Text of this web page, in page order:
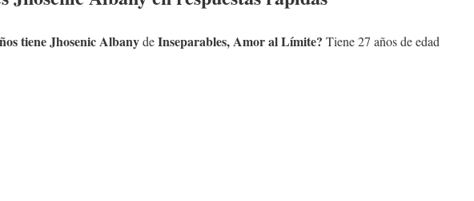
tieneJhosenic AlbanydeInseparables, Amor al Límite? Tiene 27 años de edad